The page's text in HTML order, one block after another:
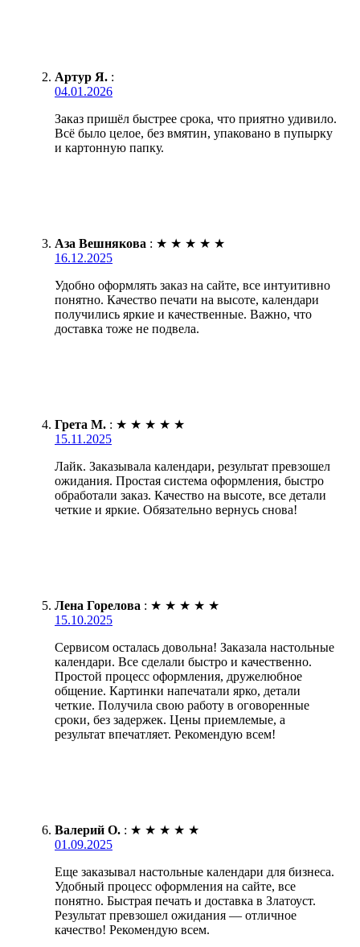
Артур Я. :
04.01.2026
Заказ пришёл быстрее срока, что приятно удивило.
Всё было целое, без вмятин, упаковано в пупырку
и картонную папку.
Аза Вешнякова : ★ ★ ★ ★ ★
16.12.2025
Удобно оформлять заказ на сайте, все интуитивно
понятно. Качество печати на высоте, календари
получились яркие и качественные. Важно, что
доставка тоже не подвела.
Грета М. : ★ ★ ★ ★ ★
15.11.2025
Лайк. Заказывала календари, результат превзошел
ожидания. Простая система оформления, быстро
обработали заказ. Качество на высоте, все детали
четкие и яркие. Обязательно вернусь снова!
Лена Горелова : ★ ★ ★ ★ ★
15.10.2025
Сервисом осталась довольна! Заказала настольные
календари. Все сделали быстро и качественно.
Простой процесс оформления, дружелюбное
общение. Картинки напечатали ярко, детали
четкие. Получила свою работу в оговоренные
сроки, без задержек. Цены приемлемые, а
результат впечатляет. Рекомендую всем!
Валерий О. : ★ ★ ★ ★ ★
01.09.2025
Еще заказывал настольные календари для бизнеса.
Удобный процесс оформления на сайте, все
понятно. Быстрая печать и доставка в Златоуст.
Результат превзошел ожидания — отличное
качество! Рекомендую всем.